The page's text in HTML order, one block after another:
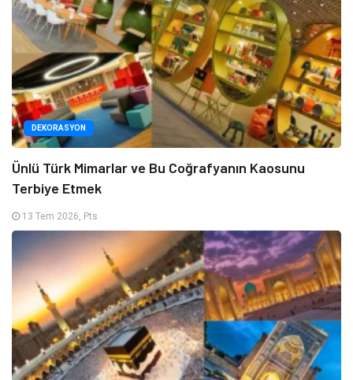
DEKORASYON
Ünlü Türk Mimarlar ve Bu Coğrafyanın Kaosunu
Terbiye Etmek
13 Tem 2026, Pts